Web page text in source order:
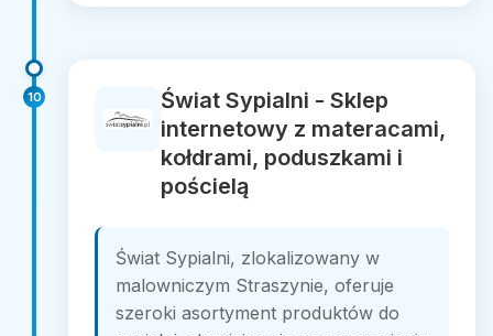
10
Świat Sypialni - Sklep
internetowy z materacami,
kołdrami, poduszkami i
pościelą
Świat Sypialni, zlokalizowany w
malowniczym Straszynie, oferuje
szeroki asortyment produktów do